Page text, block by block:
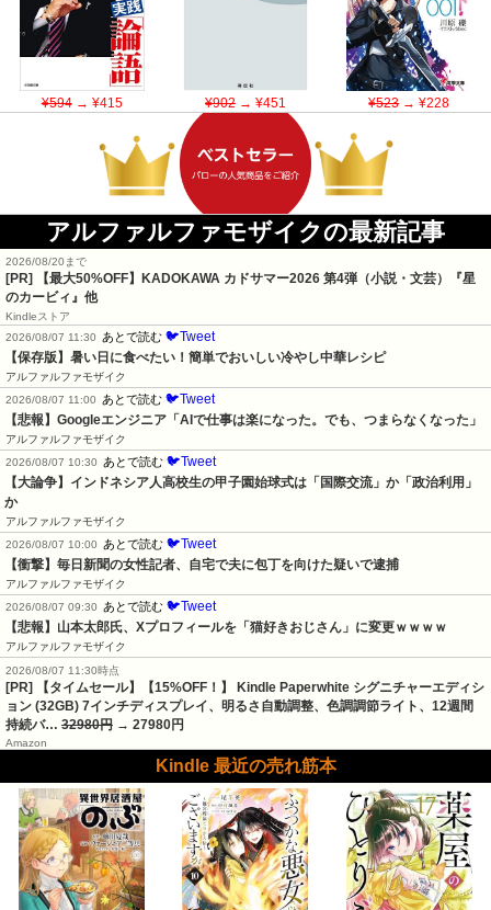
¥594→ ¥415 ¥902→ ¥451 ¥523→ ¥228
アルファルファモザイクの最新記事
2026/08/20まで
[PR]
【最大50%OFF】KADOKAWA カドサマー2026 第4弾（小説・文芸）『星
のカービィ』他
Kindleストア
2026/08/07 11:30 あとで読む 🐦Tweet
【保存版】暑い日に食べたい！簡単でおいしい冷やし中華レシピ
アルファルファモザイク
2026/08/07 11:00 あとで読む 🐦Tweet
【悲報】Googleエンジニア「AIで仕事は楽になった。でも、つまらなくなった」
アルファルファモザイク
2026/08/07 10:30 あとで読む 🐦Tweet
【大論争】インドネシア人高校生の甲子園始球式は「国際交流」か「政治利用」
か
アルファルファモザイク
2026/08/07 10:00 あとで読む 🐦Tweet
【衝撃】毎日新聞の女性記者、自宅で夫に包丁を向けた疑いで逮捕
アルファルファモザイク
2026/08/07 09:30 あとで読む 🐦Tweet
【悲報】山本太郎氏、Xプロフィールを「猫好きおじさん」に変更ｗｗｗｗ
アルファルファモザイク
2026/08/07 11:30時点
[PR] 【タイムセール】【15%OFF！】 Kindle Paperwhite シグニチャーエディシ
ョン (32GB) 7インチディスプレイ、明るさ自動調整、色調調節ライト、12週間
持続バ… 32980円 → 27980円
Amazon
Kindle 最近の売れ筋本